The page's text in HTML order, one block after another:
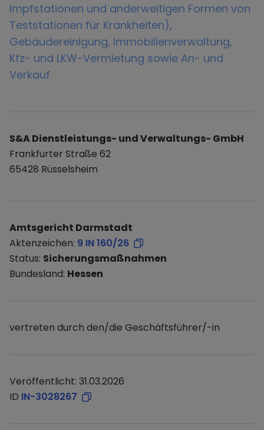
Impfstationen und anderweitigen Formen von
Teststationen für Krankheiten),
Gebäudereinigung, Immobilienverwaltung,
Kfz- und LKW-Vermietung sowie An- und
Verkauf
S&A Dienstleistungs- und Verwaltungs- GmbH
Frankfurter Straße 62
65428 Rüsselsheim
Amtsgericht Darmstadt
Aktenzeichen: 9 IN 160/26
Status: Sicherungsmaßnahmen
Bundesland: Hessen
vertreten durch den/die Geschäftsführer/-in
Veröffentlicht: 31.03.2026
ID IN-3028267